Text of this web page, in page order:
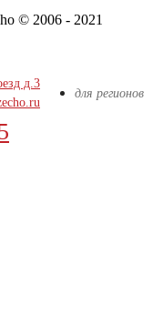
© 2006 - 2021
д.3
для регионов